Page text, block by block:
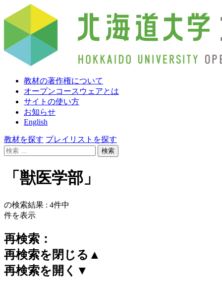
教材の著作権について
オープンコースウェアとは
サイトの使い方
お知らせ
English
教材を探す プレイリストを探す
検
「獣医学部」
の検索結果 : 4件中
件を表示
再検索：
再検索を閉じる▲
再検索を開く▼